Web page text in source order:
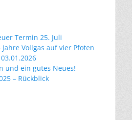
Termin 25. Juli
Vollgas auf vier Pfoten
und ein gutes Neues!
– Rückblick